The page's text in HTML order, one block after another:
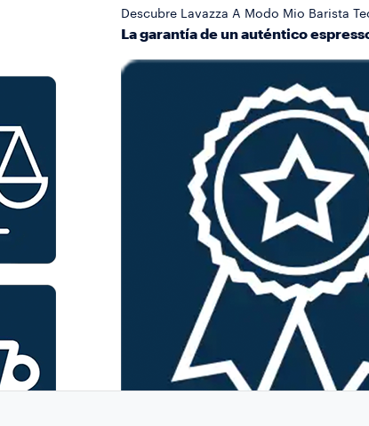
Descubre Lavazza A Modo Mio Barista
La garantía de un auténtico